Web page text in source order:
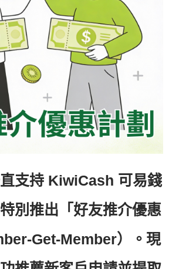
支持 KiwiCash 可易錢
別推出「好友推介優惠
）。現